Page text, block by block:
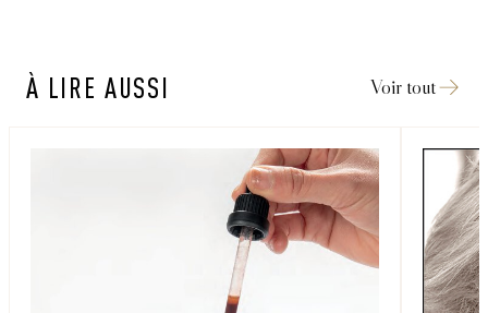
À LIRE AUSSI Voir tout